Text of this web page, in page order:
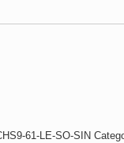
61-LE-SO-SIN